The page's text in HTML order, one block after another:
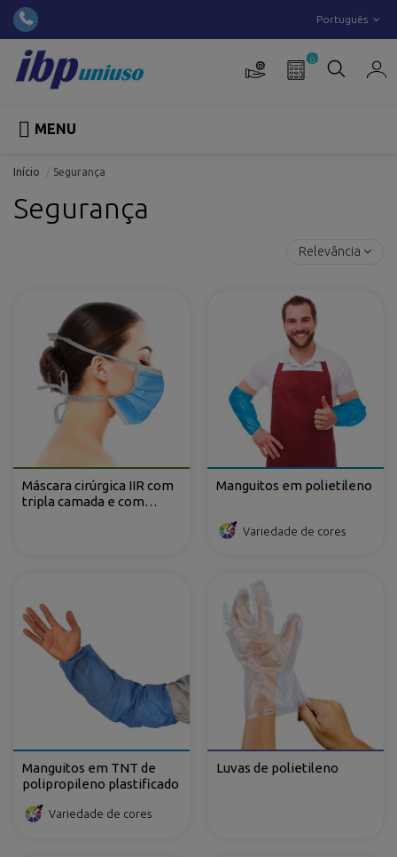
Português
0
 MENU
Início Segurança
Segurança
Relevância
Máscara cirúrgica IIR com
tripla camada e com
Manguitos em polietileno
Variedade de cores
Manguitos em TNT de
polipropileno plastificado
Variedade de cores
Luvas de polietileno